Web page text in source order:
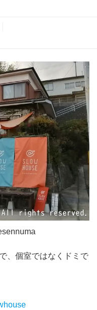
、個室ではなくドミで